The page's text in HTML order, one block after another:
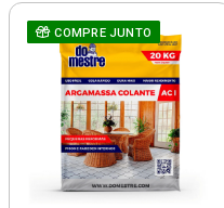
COMPRE JUNTO